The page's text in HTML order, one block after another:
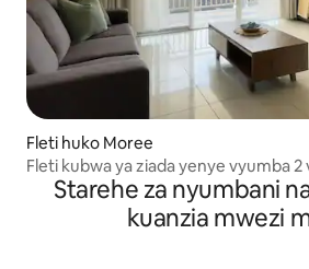
Fleti huko Moree
Fleti kubwa ya ziada yenye vyumba 2
Mabwawa ya Joto
Starehe za nyumbani
kuanzia mwezi